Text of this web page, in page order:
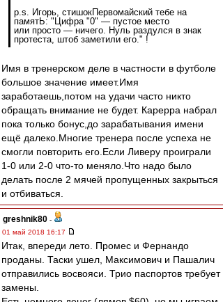
p.s. Игорь, стишокПервомайский тебе на
памятЬ: "Цифра "0" — пустое место
или просто — ничего. Нуль раздулся в знак
протеста, штоб заметили его." !
Имя в тренерском деле в частности в футболе
большое значение имеет.Имя
заработаешь,потом на удачи часто никто
обращать внимание не будет. Карерра набрал
пока только бонус,до зарабатывания имени
ещё далеко.Многие тренера после успеха не
смогли повторить его.Если Ливеру проиграли
1-0 или 2-0 что-то меняло.Что надо было
делать после 2 мячей пропущенных закрыться
и отбиваться.
greshnik80 -
01 май 2018 16:17
Итак, впереди лето. Промес и Фернандо
проданы. Таски ушел, Максимович и Пашалич
отправились восвояси. Трио паспортов требует
замены.